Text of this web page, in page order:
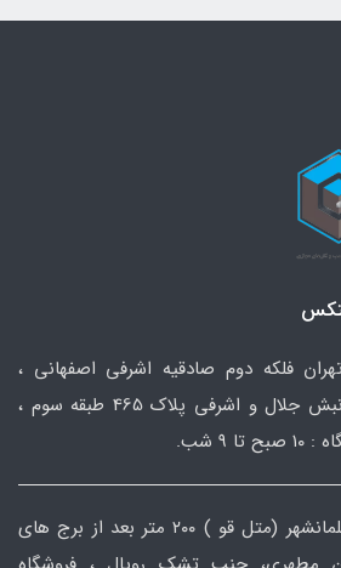
فلکه دوم صادقیه اشرفی اصفهانی ،
ابتدای جلال آل احمد ، نبش جلال و اشرفی پلاک 465 طبقه سوم ،
شعبه دوم : مازندران ، سلمانشهر (متل قو ) ۲۰۰ متر بعد از برج های